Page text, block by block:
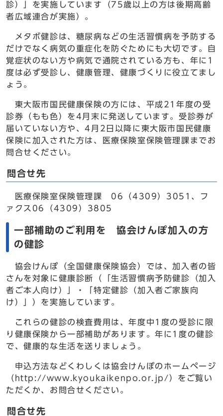
診）」を実施しています（75歳以上の方は後期高齢
者広域連合が実施）。
メタボ健診は、糖尿病などの生活習慣病を予防する
だけでなく病気の重症化を防ぐためにも大切です。自
覚症状のない方や病気で通院されている方も、年に1
度は必ず受診し、健康管理、健康づくりに役立てまし
ょう。
東大阪市国民健康保険の方には、平成21年度の受
診券（もも色）を4月末に発送しています。受診券が
届いていない方や、4月2日以降に東大阪市国民健康
保険に加入された方は、医療保険室保険管理課までお
問合せください。
問合せ先
医療保険室保険管理課 06（4309）3051、フ
ァクス06（4309）3805
一部補助のご利用を 協会けんぽ加入の方
の健診
協会けんぽ（全国健康保険協会）では、加入者の皆
さんを対象に健康診断（「生活習慣病予防健診（加入
者ご本人向け）」・「特定健診（加入者ご家族向
け）」）を実施しています。
これらの健診の検査費用は、年度中1度の受診に限
り健康保険から一部補助があります。年に1度の健診
で、健康的な生活を送りましょう。
申込方法などくわしくは協会けんぽのホームページ
（http://www.kyoukaikenpo.or.jp/）をご覧い
ただくか、お問合せください。
問合せ先